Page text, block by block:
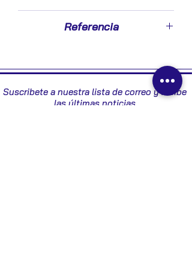
Referencia
Suscribete a nuestra lista de correo y recibe
las últimas noticias